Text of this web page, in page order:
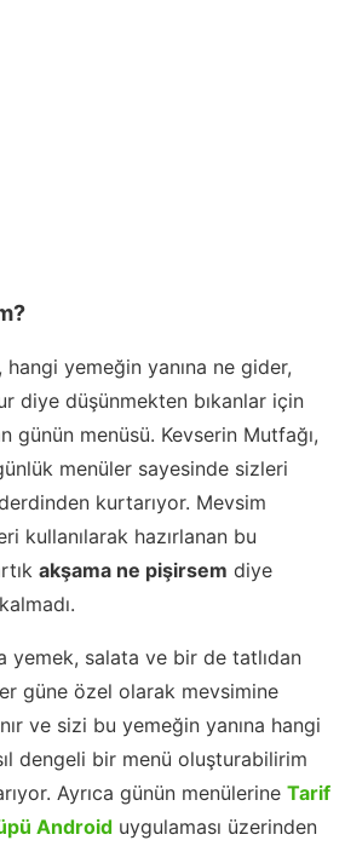
yemeğin yanına ne gider,
diye düşünmekten bıkanlar için
günün menüsü. Kevserin Mutfağı,
menüler sayesinde sizleri
kurtarıyor. Mevsim
kullanılarak hazırlanan bu
akşama ne pişirsem diye
yemek, salata ve bir de tatlıdan
güne özel olarak mevsimine
ve sizi bu yemeğin yanına hangi
dengeli bir menü oluşturabilirim
Ayrıca günün menülerine Tarif
Android uygulaması üzerinden